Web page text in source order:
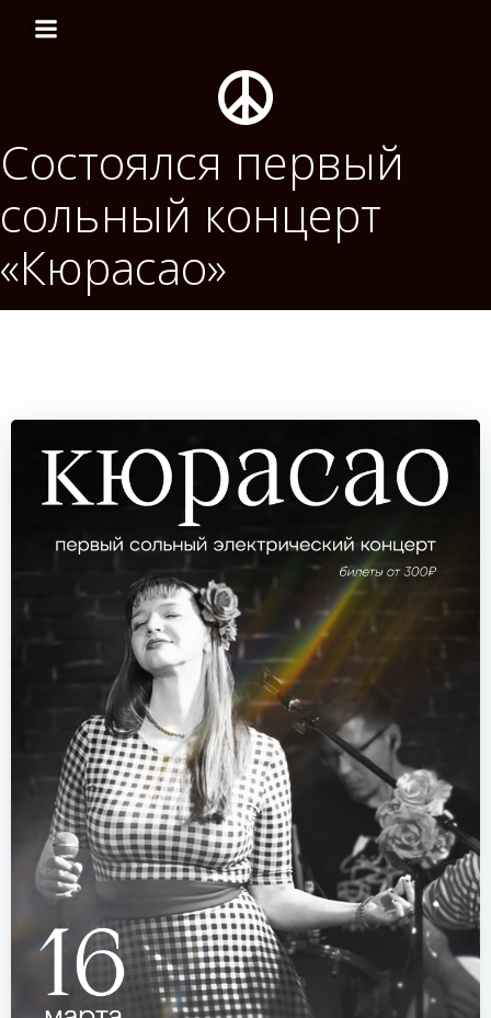
содержимому
Состоялся первый
сольный концерт
«Кюрасао»